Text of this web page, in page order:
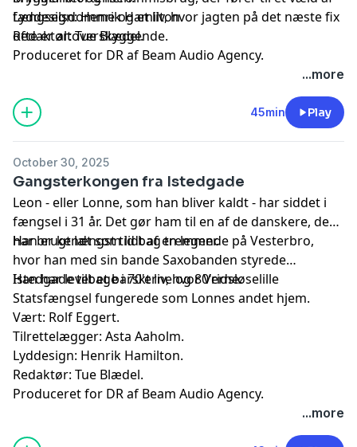
fængselsdomme og et liv, hvor jagten på det næste fix
ofte er altoverskyggende.
Lyddesign: Henrik Hamilton.
Redaktør: Tue Blædel.
Produceret for DR af Beam Audio Agency.
...more
45min Play
October 30, 2025
Gangsterkongen fra Istedgade
Leon - eller Lonne, som han bliver kaldt - har siddet i
fængsel i 31 år. Det gør ham til en af de danskere, der
har brugt længst tid bag tremmer.
Han er kendt som lidt af en legende på Vesterbro,
hvor han med sin bande Saxobanden styrede
Istedgade tilbage i 70'erne og 80'erne.
Han har levet et barskt liv, hvor Vridsløselille
Statsfængsel fungerede som Lonnes andet hjem.
Vært: Rolf Eggert.
Tilrettelægger: Asta Aaholm.
Lyddesign: Henrik Hamilton.
Redaktør: Tue Blædel.
Produceret for DR af Beam Audio Agency.
...more